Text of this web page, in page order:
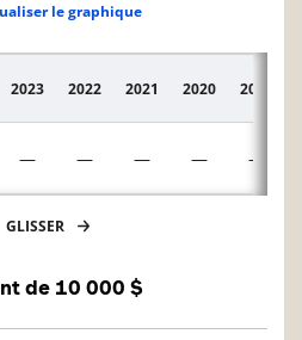
le graphique
2023 2022 2021 2020 2019
— — — — —
GLISSER
de 10 000 $